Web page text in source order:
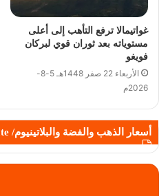
غواتيمالا ترفع التأهب إلى أعلى
مستوياته بعد ثوران قوي لبركان
فويغو
الأربعاء 22 صفر 1448هـ 5-8-
2026م
أسعار الذهب والفضة والبلاتينيوم/ Gold, Silver and Platinum Rate